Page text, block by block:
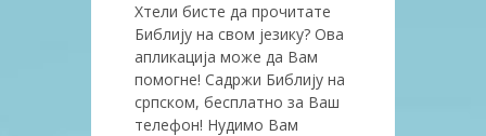
Хтели бисте да прочитате
Библију на свом језику? Ова
апликација може да Вам
помогне! Садржи Библију на
српском, бесплатно за Ваш
телефон! Нудимо Вам